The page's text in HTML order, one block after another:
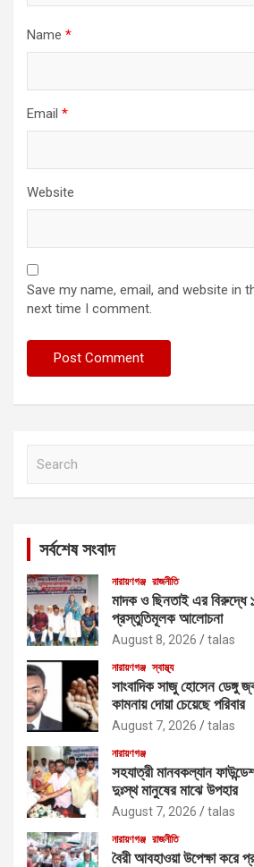
Name *
Email *
Website
Save my name, email, and website in
next time I comment.
সর্বশেষ সংবাদ
নারায়ণগঞ্জ রাজনীতি
মাদক ও ছিনতাই এর বিরুদ্ধে
প্রস্তুতিমূলক আলোচনা
August 8, 2026 talas
নারায়ণগঞ্জ স্বাস্থ্য
সাংবাদিক সাজু হোসেন
কামনায় দোয়া চেয়েছে পরিবার
August 7, 2026 talas
নারায়ণগঞ্জ
সহযাত্রী মানবকল্যান
দুঃস্থ মানুষের মাঝে উপহার
August 7, 2026 talas
নারায়ণগঞ্জ রাজনীতি
বৈরী আবহাওয়া উপেক্ষা করে